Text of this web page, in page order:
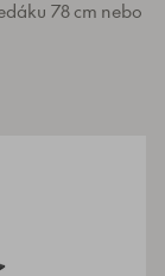
78 cm nebo